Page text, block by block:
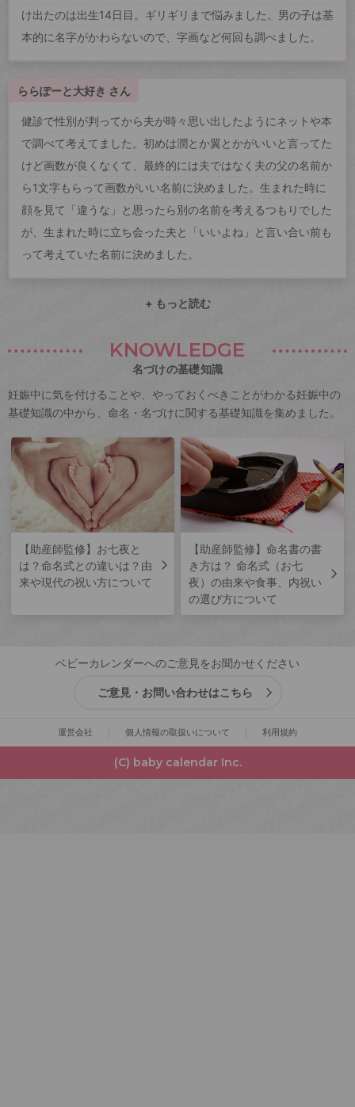
け出たのは出生14日目。ギリギリまで悩みました。男の子は基
本的に名字がかわらないので、字画など何回も調べました。
ららぽーと大好き さん
健診で性別が判ってから夫が時々思い出したようにネットや本
で調べて考えてました。初めは潤とか翼とかがいいと言ってた
けど画数が良くなくて、最終的には夫ではなく夫の父の名前か
ら1文字もらって画数がいい名前に決めました。生まれた時に
顔を見て「違うな」と思ったら別の名前を考えるつもりでした
が、生まれた時に立ち会った夫と「いいよね」と言い合い前も
って考えていた名前に決めました。
+ もっと読む
KNOWLEDGE
名づけの基礎知識
妊娠中に気を付けることや、やっておくべきことがわかる妊娠中の
基礎知識の中から、命名・名づけに関する基礎知識を集めました。
【助産師監修】お七夜と
は？命名式との違いは？由
来や現代の祝い方について
【助産師監修】命名書の書
き方は？ 命名式（お七
夜）の由来や食事、内祝い
の選び方について
ベビーカレンダーへのご意見をお聞かせください
ご意見・お問い合わせはこちら
運営会社 個人情報の取扱いについて 利用規約
(C) baby calendar Inc.